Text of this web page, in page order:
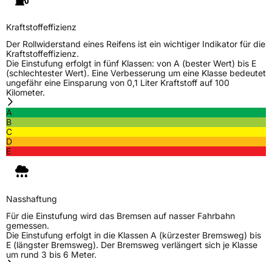
Kraftstoffeffizienz
Der Rollwiderstand eines Reifens ist ein wichtiger Indikator für die
Kraftstoffeffizienz.
Die Einstufung erfolgt in fünf Klassen: von A (bester Wert) bis E
(schlechtester Wert). Eine Verbesserung um eine Klasse bedeutet
ungefähr eine Einsparung von 0,1 Liter Kraftstoff auf 100
Kilometer.
A
B
C
D
E
Nasshaftung
Für die Einstufung wird das Bremsen auf nasser Fahrbahn
gemessen.
Die Einstufung erfolgt in die Klassen A (kürzester Bremsweg) bis
E (längster Bremsweg). Der Bremsweg verlängert sich je Klasse
um rund 3 bis 6 Meter.